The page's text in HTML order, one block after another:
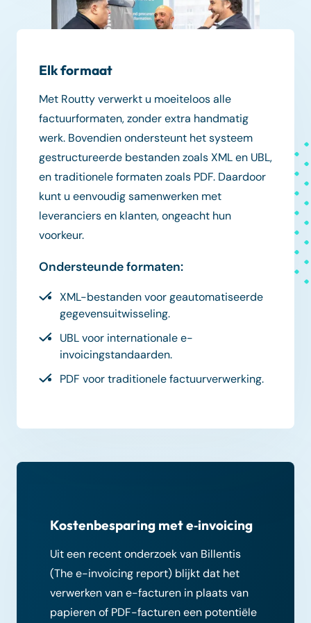
Elk formaat
Met Routty verwerkt u moeiteloos alle
factuurformaten, zonder extra handmatig
werk. Bovendien ondersteunt het systeem
gestructureerde bestanden zoals XML en UBL,
en traditionele formaten zoals PDF. Daardoor
kunt u eenvoudig samenwerken met
leveranciers en klanten, ongeacht hun
voorkeur.
Ondersteunde formaten:
XML-bestanden voor geautomatiseerde
gegevensuitwisseling.
UBL voor internationale e-
invoicingstandaarden.
PDF voor traditionele factuurverwerking.
Kostenbesparing met e‑invoicing
Uit een recent onderzoek van Billentis
(The e-invoicing report) blijkt dat het
verwerken van e-facturen in plaats van
papieren of PDF-facturen een potentiële